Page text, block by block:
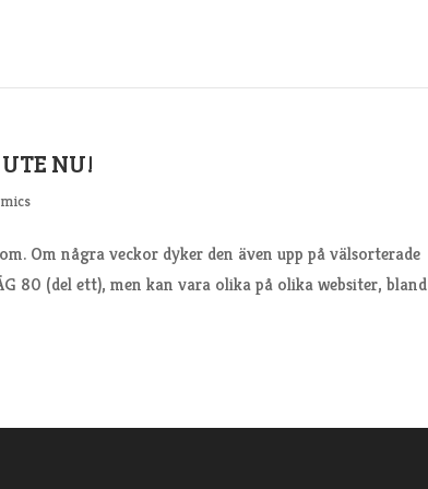
NU!
Om några veckor dyker den även upp på välsorterade
80 (del ett), men kan vara olika på olika websiter, bland